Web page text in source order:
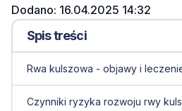
Dodano: 16.04.2025 14:32
Spis treści
Rwa kulszowa - objawy i
Czynniki ryzyka rozwoju rwy